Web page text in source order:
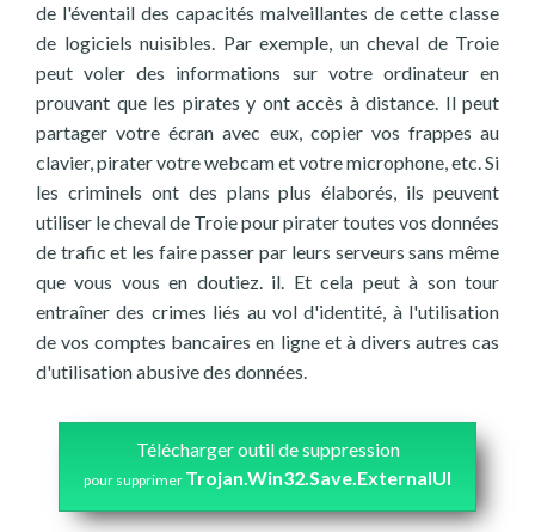
de l'éventail des capacités malveillantes de cette classe
de logiciels nuisibles. Par exemple, un cheval de Troie
peut voler des informations sur votre ordinateur en
prouvant que les pirates y ont accès à distance. Il peut
partager votre écran avec eux, copier vos frappes au
clavier, pirater votre webcam et votre microphone, etc. Si
les criminels ont des plans plus élaborés, ils peuvent
utiliser le cheval de Troie pour pirater toutes vos données
de trafic et les faire passer par leurs serveurs sans même
que vous vous en doutiez. il. Et cela peut à son tour
entraîner des crimes liés au vol d'identité, à l'utilisation
de vos comptes bancaires en ligne et à divers autres cas
d'utilisation abusive des données.
Télécharger outil de suppression
pour supprimer Trojan.Win32.Save.ExternalUI